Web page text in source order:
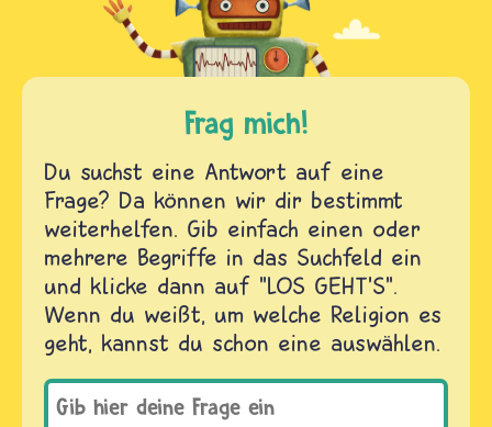
Frag mich!
Du suchst eine Antwort auf eine
Frage? Da können wir dir bestimmt
weiterhelfen. Gib einfach einen oder
mehrere Begriffe in das Suchfeld ein
und klicke dann auf "LOS GEHT'S".
Wenn du weißt, um welche Religion es
geht, kannst du schon eine auswählen.